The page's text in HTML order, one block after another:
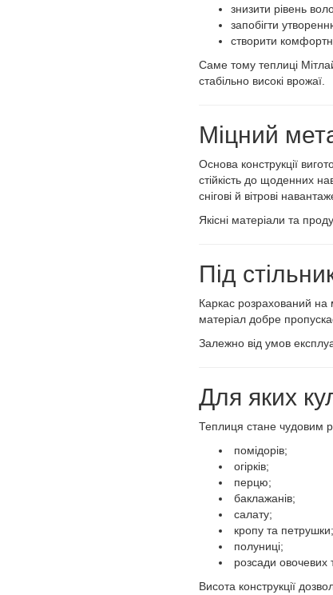
знизити рівень
запобігти
створити
Саме тому теплиці
стабільно високі врожаї.
Міцний
Основа конструкції
стійкість до щоденних
снігові й вітрові
Якісні матеріали та
Під
Каркас розрахований на
матеріал добре
Залежно від умов
Для яких
Теплиця стане чудовим
помідорів;
огірків;
перцю;
баклажанів;
салату;
кропу та петрушки;
полуниці;
розсади овочевих
Висота конструкції